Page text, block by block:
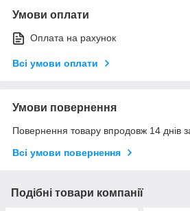
Умови оплати
Оплата на рахунок
Всі умови оплати
Умови повернення
Повернення товару впродовж 14 днів
Всі умови повернення
Подібні товари компанії